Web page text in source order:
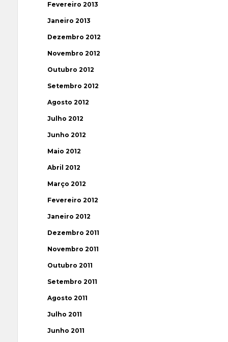
Fevereiro 2013
Janeiro 2013
Dezembro 2012
Novembro 2012
Outubro 2012
Setembro 2012
Agosto 2012
Julho 2012
Junho 2012
Maio 2012
Abril 2012
Março 2012
Fevereiro 2012
Janeiro 2012
Dezembro 2011
Novembro 2011
Outubro 2011
Setembro 2011
Agosto 2011
Julho 2011
Junho 2011